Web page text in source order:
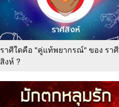
ราศีใดคือ "คู่แท้พยากรณ์" ของ ราศี
สิงห์ ?